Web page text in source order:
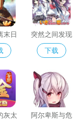
末日
突然之间发现
我已恋上你汉
化
下载
灰太
阿尔卑斯与危